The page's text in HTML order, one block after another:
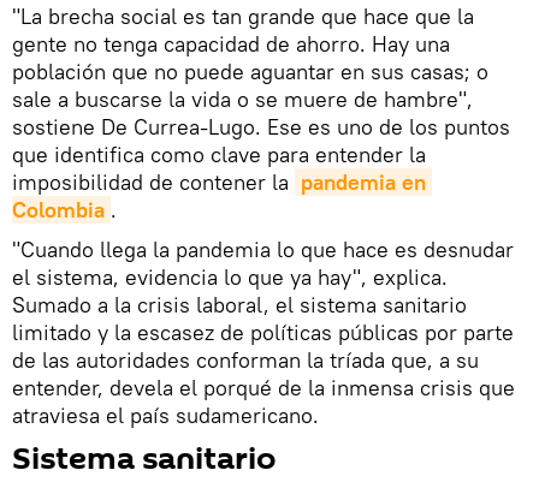
"La brecha social es tan grande que hace que la
gente no tenga capacidad de ahorro. Hay una
población que no puede aguantar en sus casas; o
sale a buscarse la vida o se muere de hambre",
sostiene De Currea-Lugo. Ese es uno de los puntos
que identifica como clave para entender la
imposibilidad de contener la pandemia en
Colombia .
"Cuando llega la pandemia lo que hace es desnudar
el sistema, evidencia lo que ya hay", explica.
Sumado a la crisis laboral, el sistema sanitario
limitado y la escasez de políticas públicas por parte
de las autoridades conforman la tríada que, a su
entender, devela el porqué de la inmensa crisis que
atraviesa el país sudamericano.
Sistema sanitario